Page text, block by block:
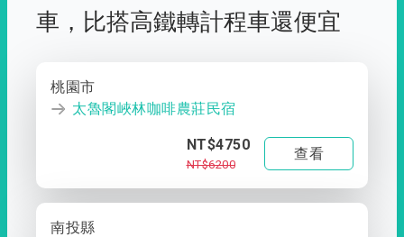
車， 比搭高鐵轉計程車還便宜
桃園市
太魯閣峽林咖啡農莊民宿
NT$4750
NT$6200
查看
南投縣